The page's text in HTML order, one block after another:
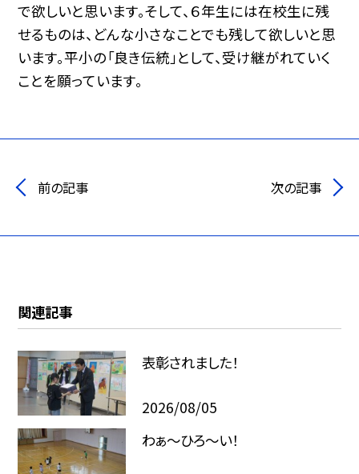
で欲しいと思います。そして、６年生には在校生に残
せるものは、どんな小さなことでも残して欲しいと思
います。平小の「良き伝統」として、受け継がれていく
ことを願っています。
前の記事 次の記事
関連記事
表彰されました！
2026/08/05
わぁ～ひろ～い！